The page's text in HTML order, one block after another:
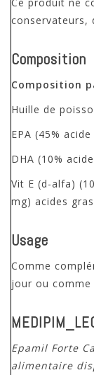
conservateurs,
Composition
Composition
Huille de
EPA (45%
DHA (10%
Vit E (d-alfa)
mg) acides
Usage
Comme
jour ou comme
Epamil Forte
alimentaire